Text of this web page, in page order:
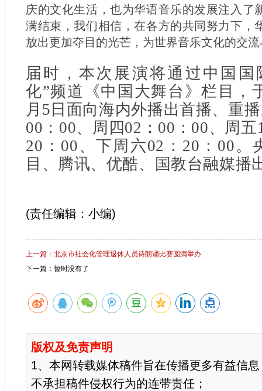
庆的文化生活，也为华语音乐的发展注入了
满结束，我们相信，在各方的共同努力下，
放出更加夺目的光芒，为世界音乐文化的交
届时，本次展演将通过中国
化”频道《中国大舞台》栏目，
月5日面向海内外播出首播、重
00：00、周四02：00：00、周
20：00、下周六02：20：00。
目、腾讯、优酷、国教台融媒播
(责任编辑：小编)
上一篇：北京市社会化管理退休人员诗朗诵比赛圆满举办
下一篇：暂时没有了
版权及免责声明
1、本网转载媒体稿件旨在传播更多有益信
不承担稿件侵权行为的连带责任；